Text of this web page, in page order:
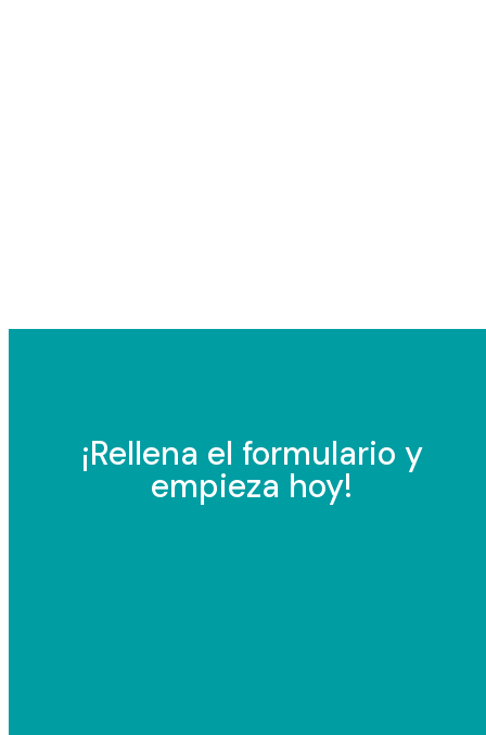
¡Rellena el formulario y
empieza hoy!